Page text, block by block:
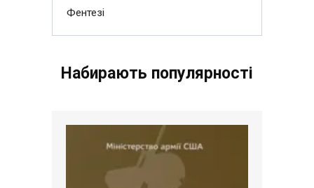
Фентезі
Набирають популярності